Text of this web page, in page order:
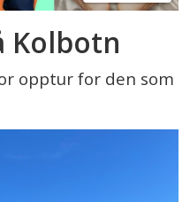
Kolbotn
opptur for den som